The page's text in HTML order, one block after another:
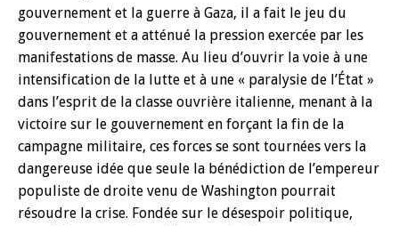
gouvernement et la guerre à Gaza, il a fait le jeu du
gouvernement et a atténué la pression exercée par les
manifestations de masse. Au lieu d’ouvrir la voie à une
intensification de la lutte et à une « paralysie de l’État »
dans l’esprit de la classe ouvrière italienne, menant à la
victoire sur le gouvernement en forçant la fin de la
campagne militaire, ces forces se sont tournées vers la
dangereuse idée que seule la bénédiction de l’empereur
populiste de droite venu de Washington pourrait
résoudre la crise. Fondée sur le désespoir politique,